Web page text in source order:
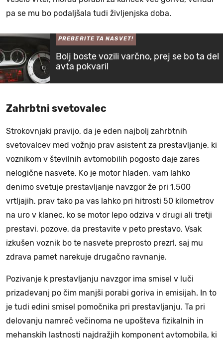
pa se mu bo podaljšala tudi življenjska doba.
PREBERITE TA NASVET!
Bolj boste vozili varčno, prej se bo ta del
avta pokvaril
Zahrbtni svetovalec
Strokovnjaki pravijo, da je eden najbolj zahrbtnih
svetovalcev med vožnjo prav asistent za prestavljanje, ki
voznikom v številnih avtomobilih pogosto daje zares
nelogične nasvete. Ko je motor hladen, vam lahko
denimo svetuje prestavljanje navzgor že pri 1.500
vrtljajih, prav tako pa vas lahko pri hitrosti 50 kilometrov
na uro v klanec, ko se motor lepo odziva v drugi ali tretji
prestavi, pozove, da prestavite v peto prestavo. Vsak
izkušen voznik bo te nasvete preprosto prezrl, saj mu
zdrava pamet narekuje drugačno ravnanje.
Pozivanje k prestavljanju navzgor ima smisel v luči
prizadevanj po čim manjši porabi goriva in emisijah. In to
je tudi edini smisel pomočnika pri prestavljanju. Ta pri
delovanju namreč večinoma ne upošteva fizikalnih in
mehanskih lastnosti najdražjih komponent avtomobila, ki